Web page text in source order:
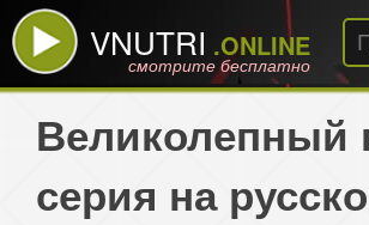
VNUTRI .ONLINE
смотрите бесплатно
Великолепный
серия на